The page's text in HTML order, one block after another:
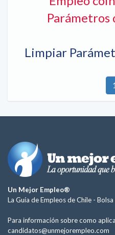
Parámetros
Limpiar
Un Mejor Empleo®
La Guía de Empleos de Chile -
Para información sobre como
candidatos@unmejorempleo.com